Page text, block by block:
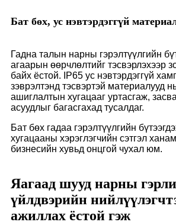
Бат бөх, ус нэвтэрдэггүй
Гадна талын нарны гэрэлтүүлгийн
агаарын өөрчлөлтийг тэсвэрлэхээр
байх ёстой. IP65 ус нэвтэрдэггүй
зэврэлтэнд тэсвэртэй материалууд
ашиглалтын хугацааг уртасгаж,
асуудлыг багасгахад тусалдаг.
Бат бөх гадаа гэрэлтүүлгийн
хугацааны хэрэглэгчийн сэтгэл
бизнесийн хувьд онцгой чухал юм.
Яагаад шууд нарны
үйлдвэрийн
ажиллах ёстой гэж